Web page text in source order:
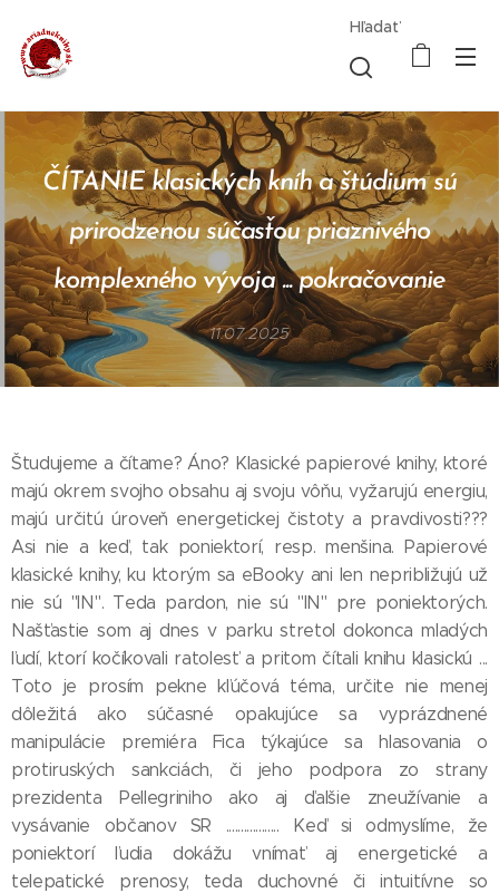
Hľadať
ČÍTANIE klasických kníh a štúdium sú
prirodzenou súčasťou priaznivého
komplexného vývoja ... pokračovanie
11.07.2025
Študujeme a čítame? Áno? Klasické papierové knihy, ktoré
majú okrem svojho obsahu aj svoju vôňu, vyžarujú energiu,
majú určitú úroveň energetickej čistoty a pravdivosti???
Asi nie a keď, tak poniektorí, resp. menšina. Papierové
klasické knihy, ku ktorým sa eBooky ani len nepribližujú už
nie sú "IN". Teda pardon, nie sú "IN" pre poniektorých.
Našťastie som aj dnes v parku stretol dokonca mladých
ľudí, ktorí kočíkovali ratolesť a pritom čítali knihu klasickú ...
Toto je prosím pekne kľúčová téma, určite nie menej
dôležitá ako súčasné opakujúce sa vyprázdnené
manipulácie premiéra Fica týkajúce sa hlasovania o
protiruských sankciách, či jeho podpora zo strany
prezidenta Pellegriniho ako aj ďalšie zneužívanie a
vysávanie občanov SR .................. Keď si odmyslíme, že
poniektorí ľudia dokážu vnímať aj energetické a
telepatické prenosy, teda duchovné či intuitívne so